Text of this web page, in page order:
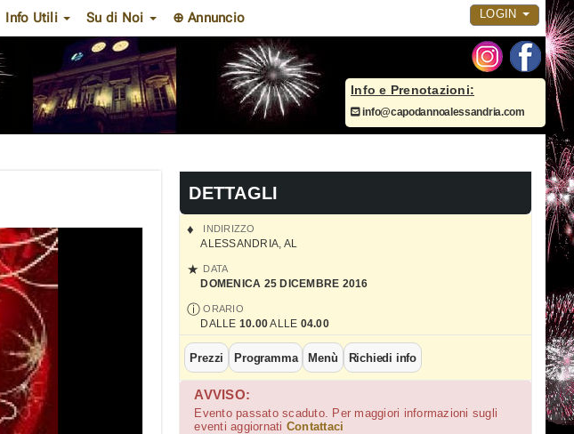
Info Utili Su di Noi ⊕ Annuncio LOGIN
Info e Prenotazioni:
info@capodannoalessandria.com
DETTAGLI
INDIRIZZO
ALESSANDRIA, AL
DATA
DOMENICA 25 DICEMBRE 2016
ORARIO
DALLE 10.00ALLE 04.00
Prezzi Programma Menù Richiedi info
AVVISO:
Evento passato scaduto. Per maggiori informazioni sugli
eventi aggiornati Contattaci